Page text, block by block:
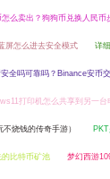
怎么卖出？狗狗币兑换人民币
屏怎么进去安全模式 详
全吗可靠吗？Binance安币
打印机怎么共享到另一台
烧钱的传奇手游）
比特币矿池 梦幻西游